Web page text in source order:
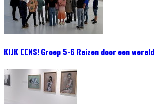
KIJK EENS! Groep 5-6 Reizen door een